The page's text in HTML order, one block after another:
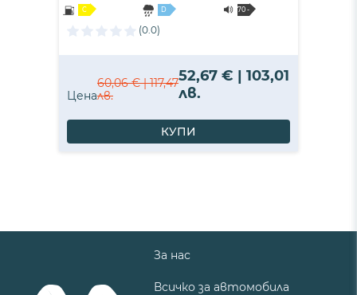
C D
70 -
(0.0)
Цена
60,06 € | 117,47
лв.
52,67 € | 103,01
лв.
КУПИ
За нас
Всичко за автомобила